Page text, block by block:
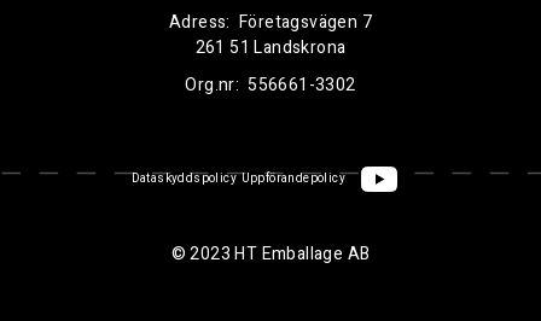
Adress: Företagsvägen 7
261 51 Landskrona
Org.nr: 556661-3302
Dataskyddspolicy Uppförandepolicy
© 2023 HT Emballage AB